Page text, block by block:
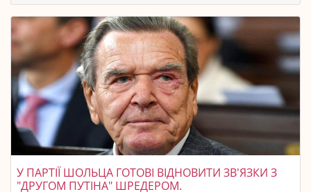
У ПАРТІЇ ШОЛЬЦА ГОТОВІ ВІДНОВИТИ ЗВ'ЯЗКИ З
"ДРУГОМ ПУТІНА" ШРЕДЕРОМ.